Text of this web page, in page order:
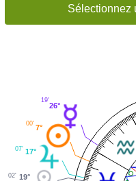
Sélectionnez
26°
19'
7°
00'
17°
07'
19°
02'